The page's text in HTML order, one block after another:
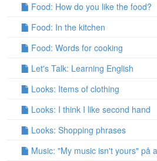
Food: How do you like the food?
Food: In the kitchen
Food: Words for cooking
Let's Talk: Learning English
Looks: Items of clothing
Looks: I think I like second hand
Looks: Shopping phrases
Music: "My music isn't yours" på